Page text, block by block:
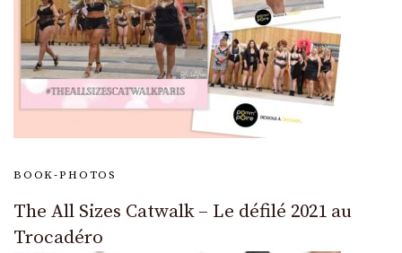
BOOK-PHOTOS
The All Sizes Catwalk – Le défilé 2021 au
Trocadéro